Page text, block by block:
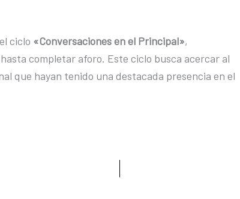
ciclo «Conversaciones en el Principal»,
completar aforo. Este ciclo busca acercar al
que hayan tenido una destacada presencia en el